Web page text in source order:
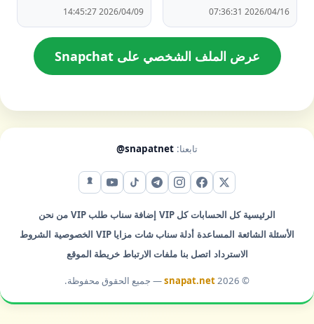
2026/04/16 07:36:31
2026/04/09 14:45:27
عرض الملف الشخصي على Snapchat
تابعنا: @snapatnet
X (تويتر) فيس بوكإنستقرامتيليجرامتيك توكيوتيوبسناب شات
الرئيسية كل الحسابات كل VIP إضافة سناب طلب VIP
من نحن
الأسئلة الشائعة المساعدة أدلة سناب شات مزايا VIP الخصوصية الشروط
الاسترداد اتصل بنا ملفات الارتباط خريطة الموقع
© 2026
snapat.net— جميع الحقوق محفوظة.